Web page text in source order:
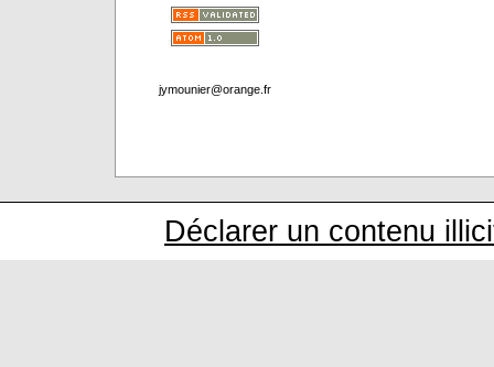
jymounier@orange.fr
Déclarer un contenu